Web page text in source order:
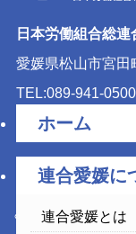
日本労働組合総
愛媛県松山市宮田
TEL:089-941-
ホーム
連合愛媛に
連合愛媛とは